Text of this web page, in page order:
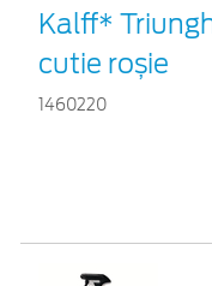
Kalff*
cutie roșie
1460220